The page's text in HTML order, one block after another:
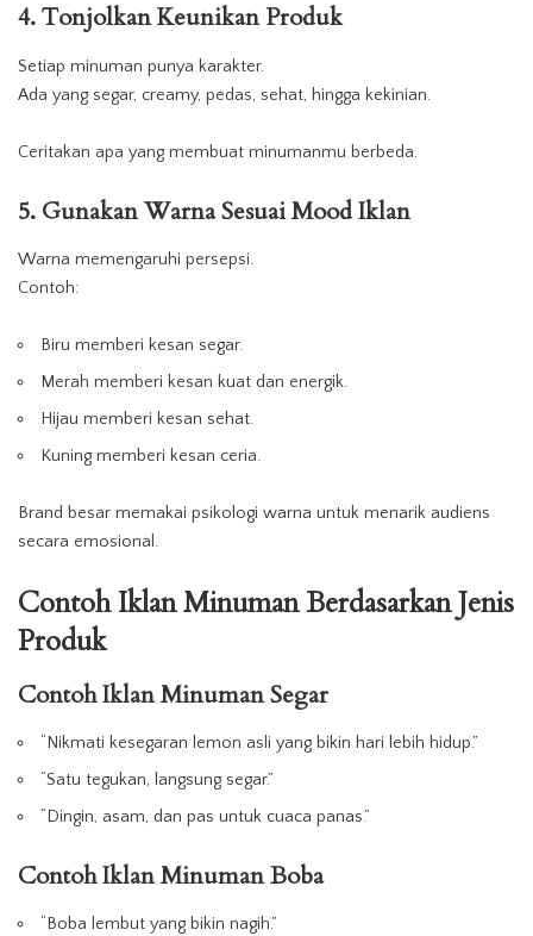
4. Tonjolkan Keunikan Produk
Setiap minuman punya karakter.
Ada yang segar, creamy, pedas, sehat, hingga kekinian.
Ceritakan apa yang membuat minumanmu berbeda.
5. Gunakan Warna Sesuai Mood Iklan
Warna memengaruhi persepsi.
Contoh:
Biru memberi kesan segar.
Merah memberi kesan kuat dan energik.
Hijau memberi kesan sehat.
Kuning memberi kesan ceria.
Brand besar memakai psikologi warna untuk menarik audiens
secara emosional.
Contoh Iklan Minuman Berdasarkan Jenis
Produk
ContohIklanMinumanSegar
“Nikmati kesegaran lemon asli yang bikin hari lebih hidup.”
“Satu tegukan, langsung segar.”
“Dingin, asam, dan pas untuk cuaca panas.”
Contoh Iklan Minuman Boba
“Boba lembut yang bikin nagih.”